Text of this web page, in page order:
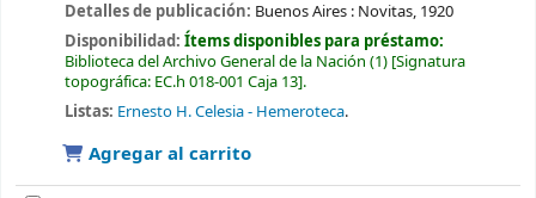
Detalles de publicación: Buenos Aires : Novitas, 1920
Disponibilidad: Ítems disponibles para préstamo:
Biblioteca del Archivo General de la Nación (1) Signatura
topográfica: EC.h 018-001 Caja 13 .
Listas: Ernesto H. Celesia - Hemeroteca.
Agregar al carrito